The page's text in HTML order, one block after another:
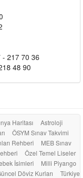
217 70 36
48 90
Haritası
Astroloji
ÖSYM Sınav Takvimi
Rehberi
MEB Sınav
Özel Temel Liseler
İsimleri
Milli Piyango
Döviz Kurları
Türkiye